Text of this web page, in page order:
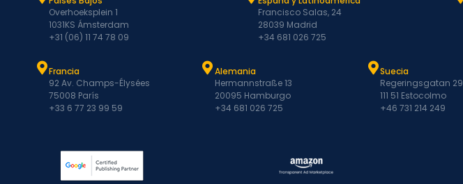
Overhoeksplein 1
1031KS Ámsterdam
+31 (06) 11 74 78 09
Francisco Salas, 24
28039 Madrid
+34 681 026 725
Francia
92 Av. Champs-Élysées
75008 París
+33 6 77 23 99 59
Alemania
Hermannstraße 13
20095 Hamburgo
+34 681 026 725
Suecia
Regeringsgatan 29
111 51 Estocolmo
+46 731 214 249